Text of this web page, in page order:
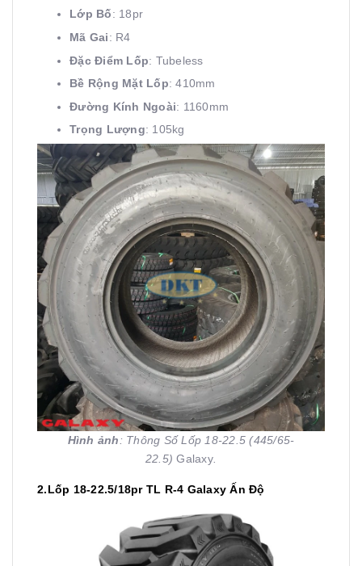
Lớp Bố: 18pr
Mã Gai: R4
Đặc Điểm Lốp: Tubeless
Bề Rộng Mặt Lốp: 410mm
Đường Kính Ngoài: 1160mm
Trọng Lượng: 105kg
Hình ảnh : Thông Số Lốp 18-22.5 (445/65-
22.5)Galaxy.
2.Lốp 18-22.5/18pr TL R-4 Galaxy Ấn Độ